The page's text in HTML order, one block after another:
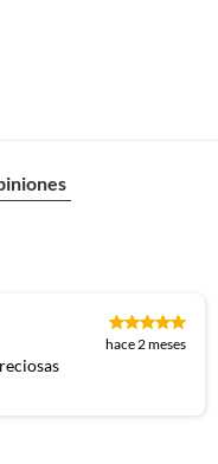
hace 2 meses